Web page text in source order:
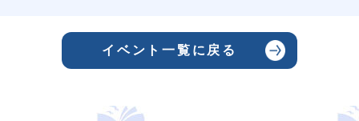
イベント一覧に戻る